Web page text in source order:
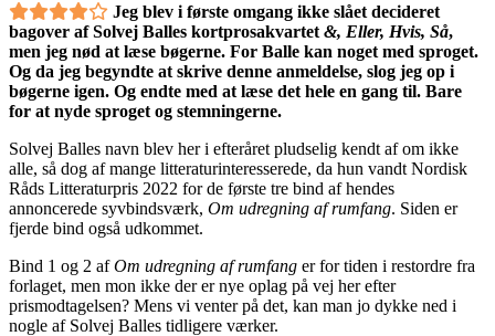
Jeg blev i første omgang ikke slået decideret
bagover af Solvej Balles kortprosakvartet &, Eller, Hvis, Så,
men jeg nød at læse bøgerne. For Balle kan noget med sproget.
Og da jeg begyndte at skrive denne anmeldelse, slog jeg op i
bøgerne igen. Og endte med at læse det hele en gang til. Bare
for at nyde sproget og stemningerne.
Solvej Balles navn blev her i efteråret pludselig kendt af om ikke
alle, så dog af mange litteraturinteresserede, da hun vandt Nordisk
Råds Litteraturpris 2022 for de første tre bind af hendes
annoncerede syvbindsværk, Om udregning af rumfang. Siden er
fjerde bind også udkommet.
Bind 1 og 2 afOm udregning af rumfang er for tiden i restordre fra
forlaget, men mon ikke der er nye oplag på vej her efter
prismodtagelsen? Mens vi venter på det, kan man jo dykke ned i
nogle af Solvej Balles tidligere værker.